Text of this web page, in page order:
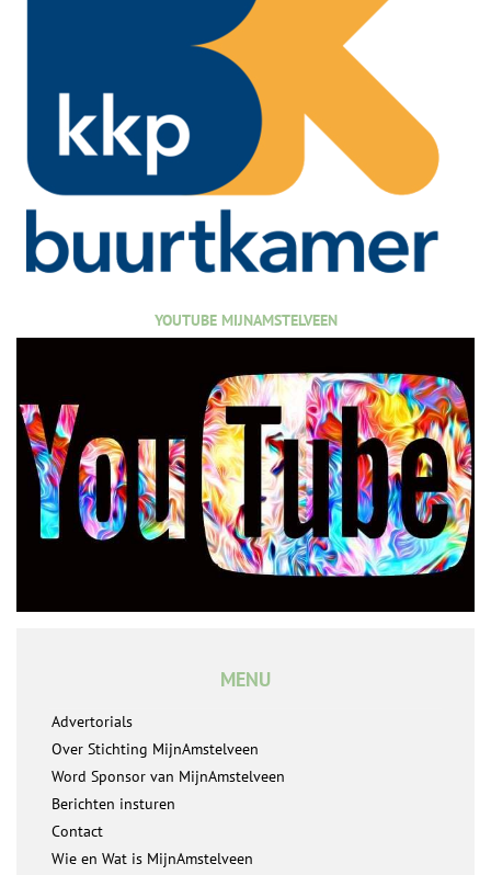
YOUTUBE MIJNAMSTELVEEN
MENU
Advertorials
Over Stichting MijnAmstelveen
Word Sponsor van MijnAmstelveen
Berichten insturen
Contact
Wie en Wat is MijnAmstelveen